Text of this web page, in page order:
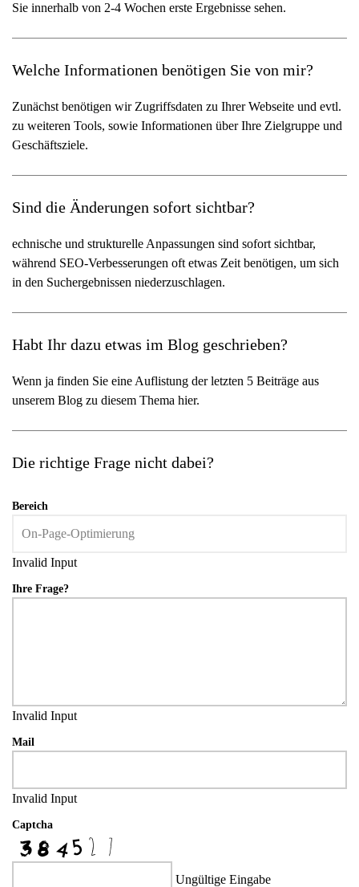
Sie innerhalb von 2-4 Wochen erste Ergebnisse sehen.
Welche Informationen benötigen Sie von mir?
Zunächst benötigen wir Zugriffsdaten zu Ihrer Webseite und evtl.
zu weiteren Tools, sowie Informationen über Ihre Zielgruppe und
Geschäftsziele.
Sind die Änderungen sofort sichtbar?
echnische und strukturelle Anpassungen sind sofort sichtbar,
während SEO-Verbesserungen oft etwas Zeit benötigen, um sich
in den Suchergebnissen niederzuschlagen.
Habt Ihr dazu etwas im Blog geschrieben?
Wenn ja finden Sie eine Auflistung der letzten 5 Beiträge aus
unserem Blog zu diesem Thema hier.
Die richtige Frage nicht dabei?
Bereich
Invalid Input
Ihre Frage?
Invalid Input
Mail
Invalid Input
Captcha
Ungültige Eingabe